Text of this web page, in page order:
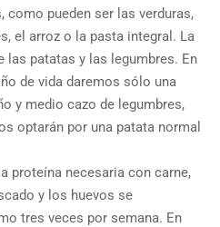
pueden ser las verduras,
el arroz o la pasta integral. La
las patatas y las legumbres. En
de vida daremos sólo una
y medio cazo de legumbres,
optarán por una patata normal
proteína necesaria con carne,
y los huevos se
tres veces por semana. En